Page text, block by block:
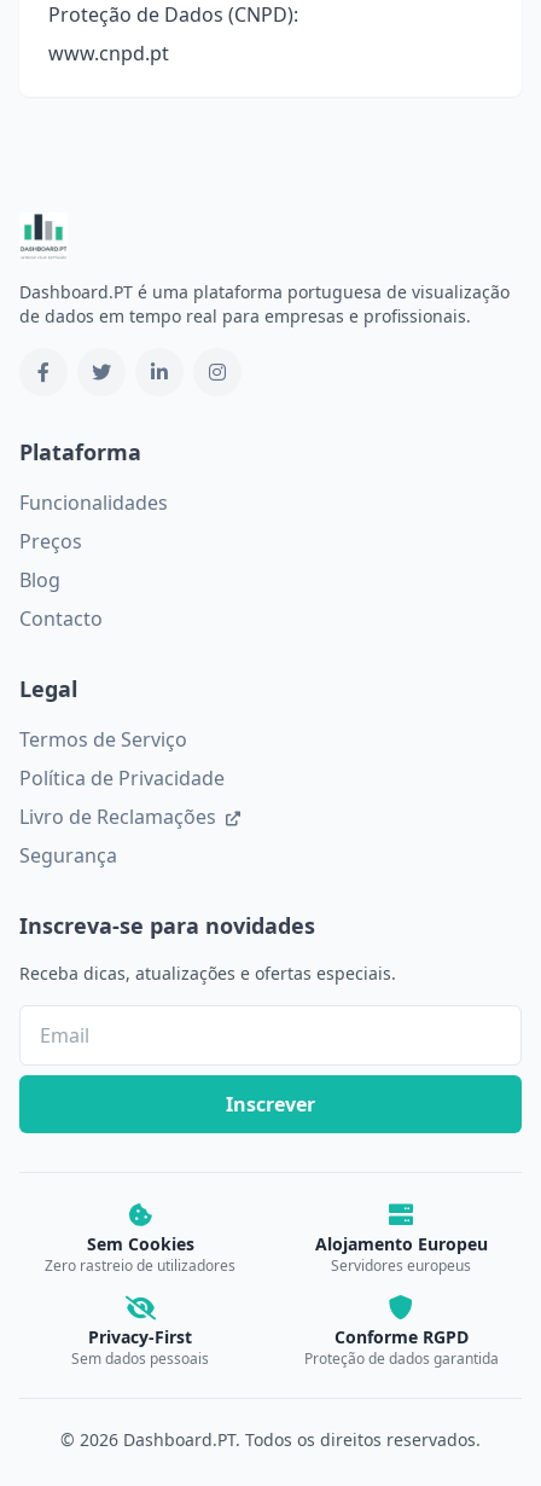
Proteção de Dados (CNPD):
www.cnpd.pt
Dashboard.PT é uma plataforma portuguesa de visualização
de dados em tempo real para empresas e profissionais.
Plataforma
Funcionalidades
Preços
Blog
Contacto
Legal
Termos de Serviço
Política de Privacidade
Livro de Reclamações
Segurança
Inscreva-se para novidades
Receba dicas, atualizações e ofertas especiais.
Inscrever
Sem Cookies
Zero rastreio de utilizadores
Alojamento Europeu
Servidores europeus
Privacy-First
Sem dados pessoais
Conforme RGPD
Proteção de dados garantida
© 2026 Dashboard.PT. Todos os direitos reservados.